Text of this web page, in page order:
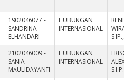
1902046077 -
SANDRINA
ELHANDARI
HUBUNGAN
INTERNASIONAL
2102046009 -
SANIA
MAULIDAYANTI
HUBUNGAN
INTERNASIONAL